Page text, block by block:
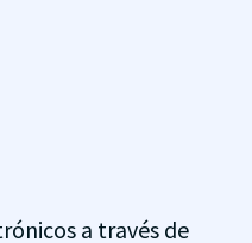
a través de